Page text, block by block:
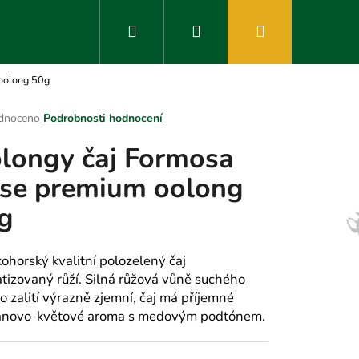
Hledat Přihlášení
50g
Podrobnosti hodnocení
čaj Formosa
premium oolong
kvalitní polozelený čaj
růží. Silná růžová vůně suchého
zalití výrazně zjemní, čaj má příjemné
květové aroma s medovým podtónem.